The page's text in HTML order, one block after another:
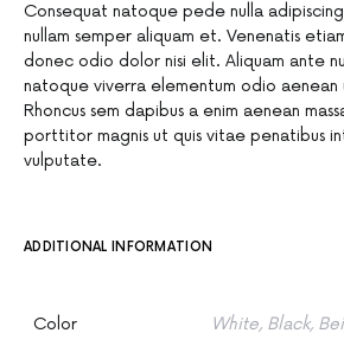
Consequat natoque pede nulla
nullam semper aliquam et. Venenatis
donec odio dolor nisi elit. Aliquam ante
natoque viverra elementum odio aenean
Rhoncus sem dapibus a enim aenean
porttitor magnis ut quis vitae penatibus
vulputate.
ADDITIONAL INFORMATION
Color White, Black,